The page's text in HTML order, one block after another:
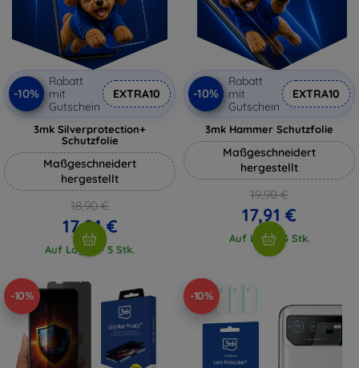
-10%
Rabatt
mit
Gutschein
EXTRA10
3mk Silverprotection+
Schutzfolie
Maßgeschneidert
hergestellt
18,90 €
17,01 €
Auf Lager > 5 Stk.
-10%
Rabatt
mit
Gutschein
EXTRA10
3mk Hammer Schutzfolie
Maßgeschneidert
hergestellt
19,90 €
17,91 €
Auf Lager 3 Stk.
-10% -10%